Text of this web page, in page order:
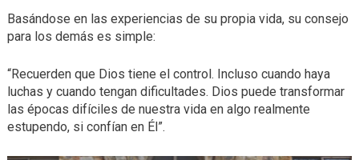
Basándose en las experiencias de su propia vida, su consejo
para los demás es simple:
“Recuerden que Dios tiene el control. Incluso cuando haya
luchas y cuando tengan dificultades. Dios puede transformar
las épocas difíciles de nuestra vida en algo realmente
estupendo, si confían en Él”.